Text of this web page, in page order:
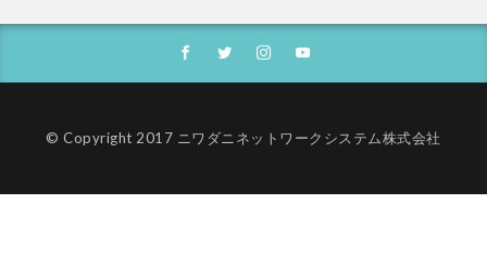
© Copyright 2017 ニワダニネットワークシステム株式会社